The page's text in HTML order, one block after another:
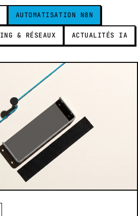
AUTOMATISATION N8N
& RÉSEAUX ACTUALITÉS IA